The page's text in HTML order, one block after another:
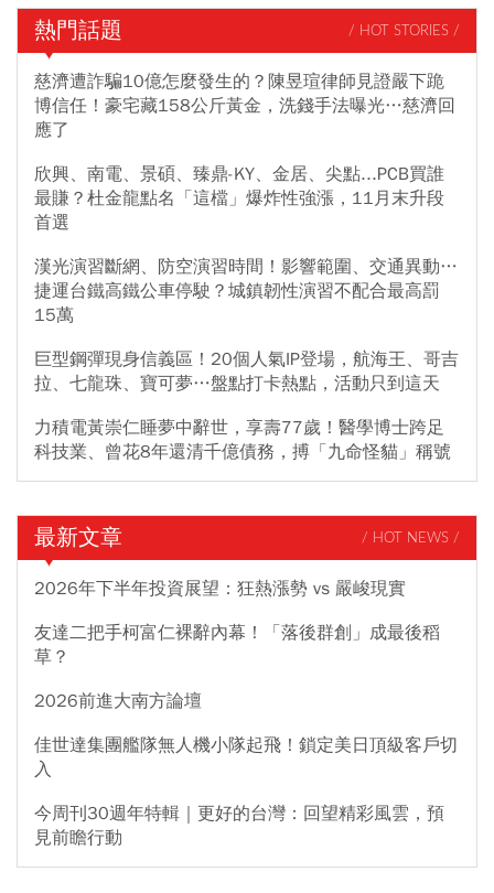
熱門話題 / HOT STORIES /
慈濟遭詐騙10億怎麼發生的？陳昱瑄律師見證嚴下跪
博信任！豪宅藏158公斤黃金，洗錢手法曝光…慈濟回
應了
欣興、南電、景碩、臻鼎-KY、金居、尖點...PCB買誰
最賺？杜金龍點名「這檔」爆炸性強漲，11月末升段
首選
漢光演習斷網、防空演習時間！影響範圍、交通異動…
捷運台鐵高鐵公車停駛？城鎮韌性演習不配合最高罰
15萬
巨型鋼彈現身信義區！20個人氣IP登場，航海王、哥吉
拉、七龍珠、寶可夢…盤點打卡熱點，活動只到這天
力積電黃崇仁睡夢中辭世，享壽77歲！醫學博士跨足
科技業、曾花8年還清千億債務，搏「九命怪貓」稱號
最新文章 / HOT NEWS /
2026年下半年投資展望：狂熱漲勢 vs 嚴峻現實
友達二把手柯富仁裸辭內幕！「落後群創」成最後稻
草？
2026前進大南方論壇
佳世達集團艦隊無人機小隊起飛！鎖定美日頂級客戶切
入
今周刊30週年特輯｜更好的台灣：回望精彩風雲，預
見前瞻行動